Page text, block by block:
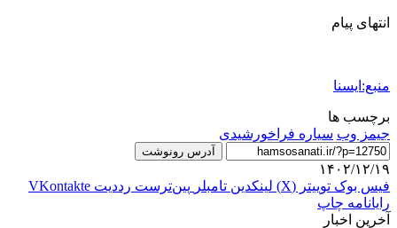
انتهای پیام
منبع:ایسنا
برچسب ها
جیمز وب سیاره فراخورشیدی
آدرس رونوشت
۱۴۰۲/۱۲/۱۹
فیس بوک توییتر (X) لینکدین ‫تامبلر ‫پین‌ترست ‫رددیت ‫VKontakte
رایانامه چاپ
آخرین اخبار